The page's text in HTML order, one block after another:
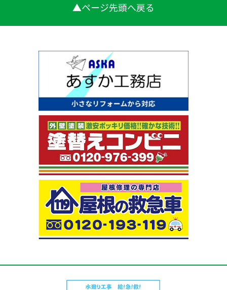
▲ページ先頭へ戻る